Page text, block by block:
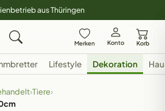
aus Thüringen
Merken Konto Korb
Lifestyle Dekoration
›Tiere›